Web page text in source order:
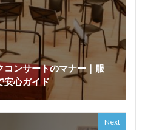
ンサートのマナー｜服
安心ガイド
Next